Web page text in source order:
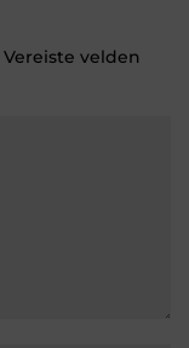
Vereiste velden